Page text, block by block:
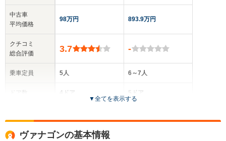
中古車
平均価格
クチコミ
総合評価
乗車定員
98万円
3.7
5人
4ドア
全高
893.9万円
-
6～7人
5ドア
全高
▼全てを表示する
ヴァナゴンの基本情報